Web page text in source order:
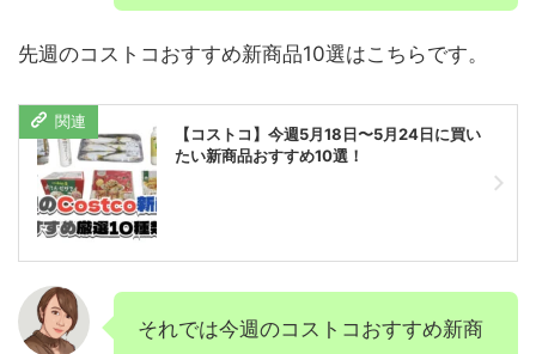
先週のコストコおすすめ新商品10選はこちらです。
【コストコ】今週5月18日〜5月24日に買い
たい新商品おすすめ10選！
それでは今週のコストコおすすめ新商